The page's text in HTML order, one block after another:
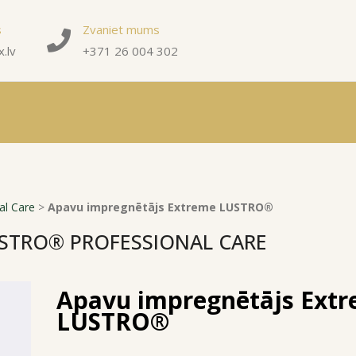
Zvaniet mums
+371 26 004 302
Care > Apavu impregnētājs Extreme LUSTRO®
PROFESSIONAL CARE
Apavu impregnētājs
LUSTRO®